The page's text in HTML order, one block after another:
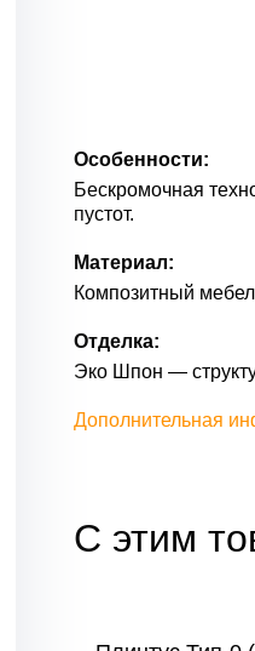
Особенности:
Бескромочная
пустот.
Материал:
Композитный
Отделка:
Эко Шпон —
Дополнительная
С этим